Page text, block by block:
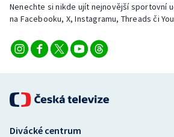
Nenechte si nikde ujít nejnovější sportovní
na Facebooku, X, Instagramu, Threads či
Divácké centrum